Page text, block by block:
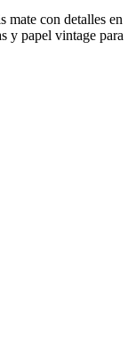
mate con detalles en
y papel vintage para